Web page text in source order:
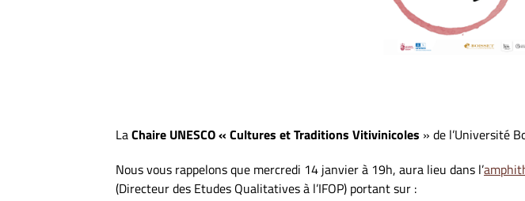
LaChaire UNESCO « Cultures et Traditions Vitivinicoles » de l’Université
Nous vous rappelons que mercredi 14 janvier à 19h, aura lieu dans l’
(Directeur des Etudes Qualitatives à l’IFOP) portant sur :